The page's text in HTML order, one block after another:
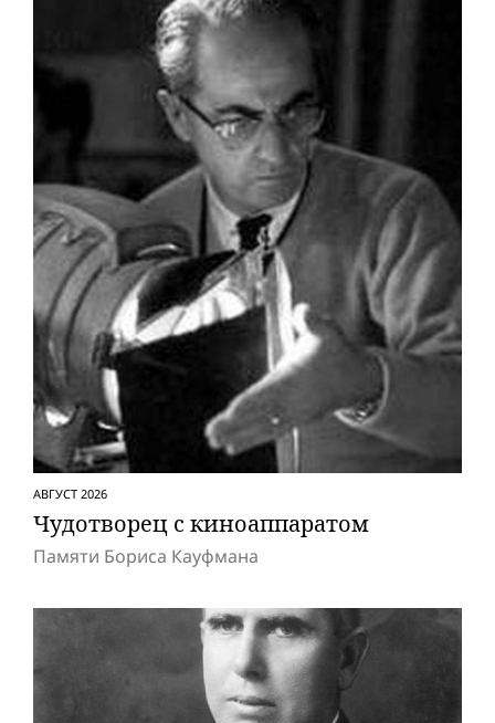
АВГУСТ 2026
Чудотворец с киноаппаратом
Памяти Бориса Кауфмана